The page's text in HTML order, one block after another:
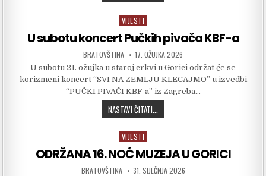
Posted in
VIJESTI
U subotu koncert Pučkih pivača KBF-a
AUTHOR:
BRATOVŠTINA PUBLISHED DATE:
17. OŽUJKA 2026
U subotu 21. ožujka u staroj crkvi u Gorici održat će se
korizmeni koncert “SVI NA ZEMLJU KLECAJMO” u izvedbi
“PUČKI PIVAČI KBF-a” iz Zagreba…
NASTAVI ČITATI...
Posted in
VIJESTI
ODRŽANA 16. NOĆ MUZEJA U GORICI
AUTHOR:
BRATOVŠTINA PUBLISHED DATE:
31. SIJEČNJA 2026